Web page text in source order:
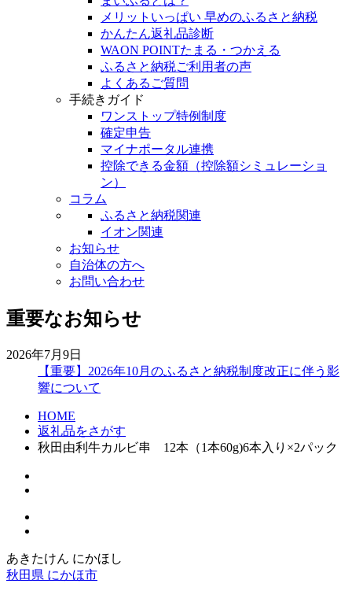
メリットいっぱい 早めのふるさと納税
かんたん返礼品診断
WAON POINTたまる・つかえる
ふるさと納税ご利用者の声
よくあるご質問
手続きガイド
ワンストップ特例制度
確定申告
マイナポータル連携
控除できる金額（控除額シミュレーショ
ン）
コラム
ふるさと納税関連
イオン関連
お知らせ
自治体の方へ
お問い合わせ
重要なお知らせ
2026年7月9日
【重要】2026年10月のふるさと納税制度改正に伴う影
響について
HOME
返礼品をさがす
秋田由利牛カルビ串 12本（1本60g)6本入り×2パック
あきたけん にかほし
秋田県 にかほ市